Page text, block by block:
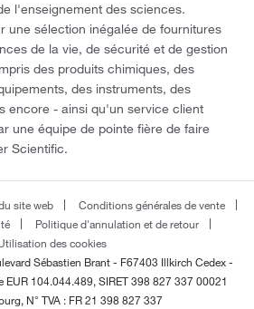
l'enseignement des sciences.
une sélection inégalée de fournitures
de la vie, de sécurité et de gestion
des produits chimiques, des
des instruments, des
encore - ainsi qu'un service client
une équipe de pointe fière de faire
Scientific.
site web
Conditions générales de vente
Politique d'annulation et de retour
des cookies
Sébastien Brant - F67403 Illkirch Cedex -
EUR 104.044.489, SIRET 398 827 337 00021
N° TVA : FR 21 398 827 337